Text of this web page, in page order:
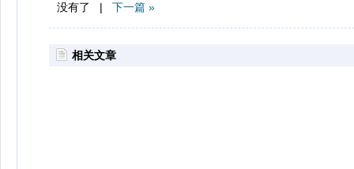
没有了 | 下一篇 »
相关文章